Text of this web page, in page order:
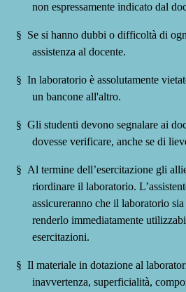
non espressamente indicato dal
§ Se si hanno dubbi o difficoltà di
assistenza al docente.
§ In laboratorio è assolutamente
un bancone all'altro.
§ Gli studenti devono segnalare ai
dovesse verificare, anche se di
§ Al termine dell’esercitazione gli
riordinare il laboratorio.
assicureranno che il laboratorio
renderlo immediatamente
esercitazioni.
§ Il materiale in dotazione al
inavvertenza, superficialità,